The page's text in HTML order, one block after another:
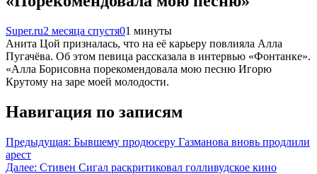
Super.ru2 месяца спустя01 минуты
Анита Цой призналась, что на её карьеру повлияла Алла
Пугачёва. Об этом певица рассказала в интервью «Фонтанке».
«Алла Борисовна порекомендовала мою песню Игорю
Крутому на заре моей молодости.
Навигация по записям
Предыдущая: Бывшему продюсеру Газманова вновь продлили
арест
Далее: Стивен Сигал раскритиковал голливудское кино